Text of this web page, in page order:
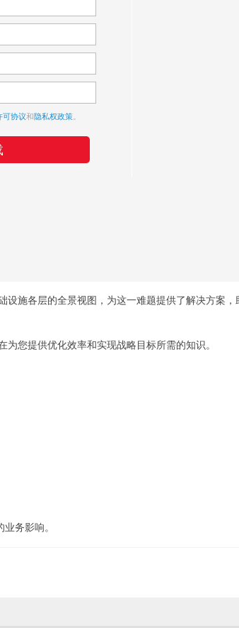
可协议和隐私权政策
施各层的全景视图，为这一难题提供了解决方案，
您提供优化效率和实现战略目标所需的知识。
务影响。